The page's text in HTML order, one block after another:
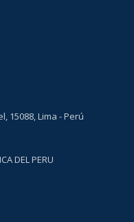
15088, Lima - Perú
DEL PERU